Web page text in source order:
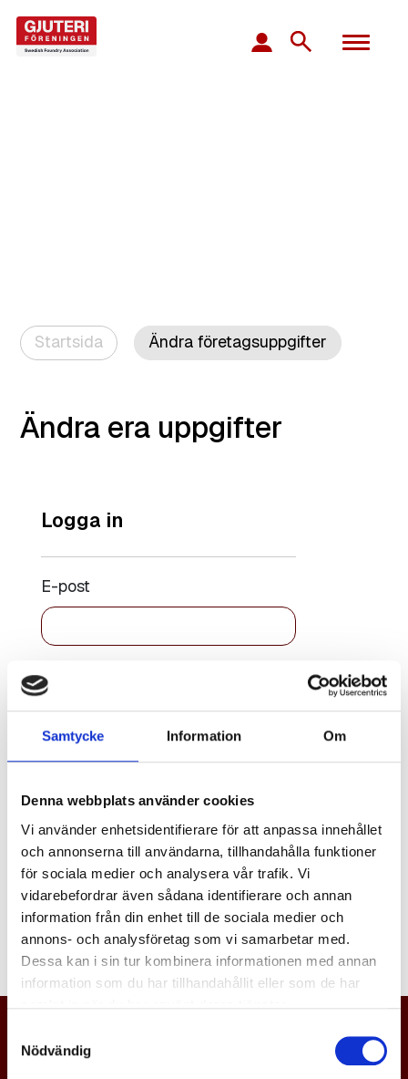
Samtycke Information Om
Denna webbplats använder cookies
Vi använder enhetsidentifierare för att anpassa innehållet
och annonserna till användarna, tillhandahålla funktioner
för sociala medier och analysera vår trafik. Vi
vidarebefordrar även sådana identifierare och annan
information från din enhet till de sociala medier och
annons- och analysföretag som vi samarbetar med.
Dessa kan i sin tur kombinera informationen med annan
information som du har tillhandahållit eller som de har
Nödvändig
Startsida Ändra företagsuppgifter
Ändra era uppgifter
Logga in
E-post
Lösenord
Kom ihåg
Återställ
Logga in